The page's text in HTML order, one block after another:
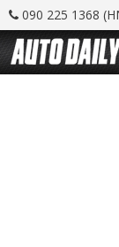
090 225 1368